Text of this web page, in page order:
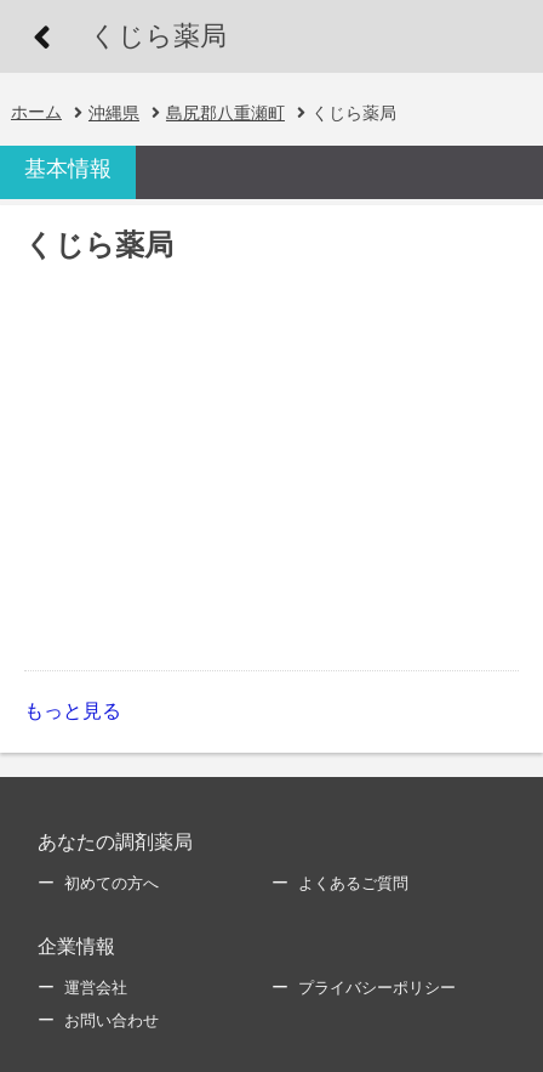
くじら薬局
ホーム 沖縄県 島尻郡八重瀬町 くじら薬局
基本情報
くじら薬局
もっと見る
あなたの調剤薬局
初めての方へ よくあるご質問
企業情報
運営会社 プライバシーポリシー
お問い合わせ